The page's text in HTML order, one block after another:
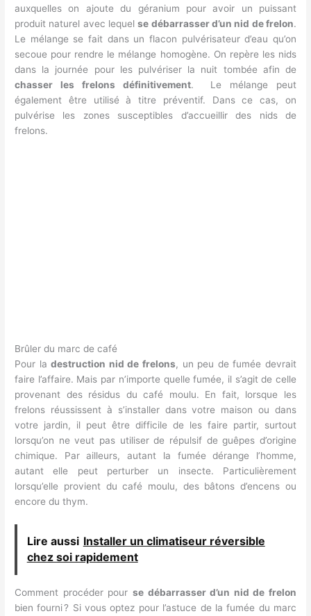
auxquelles on ajoute du géranium pour avoir un puissant
produit naturel avec lequelse débarrasser d’un nid de frelon.
Le mélange se fait dans un flacon pulvérisateur d’eau qu’on
secoue pour rendre le mélange homogène. On repère les nids
dans la journée pour les pulvériser la nuit tombée afin de
chasser les frelons définitivement. Le mélange peut
également être utilisé à titre préventif. Dans ce cas, on
pulvérise les zones susceptibles d’accueillir des nids de
frelons.
Brûler du marc de café
Pour ladestruction nid de frelons, un peu de fumée devrait
faire l’affaire. Mais par n’importe quelle fumée, il s’agit de celle
provenant des résidus du café moulu. En fait, lorsque les
frelons réussissent à s’installer dans votre maison ou dans
votre jardin, il peut être difficile de les faire partir, surtout
lorsqu’on ne veut pas utiliser de répulsif de guêpes d’origine
chimique. Par ailleurs, autant la fumée dérange l’homme,
autant elle peut perturber un insecte. Particulièrement
lorsqu’elle provient du café moulu, des bâtons d’encens ou
encore du thym.
Lire aussi Installer un climatiseur réversible
chez soi rapidement
Comment procéder pour se débarrasser d’un nid de frelon
bien fourni ? Si vous optez pour l’astuce de la fumée du marc